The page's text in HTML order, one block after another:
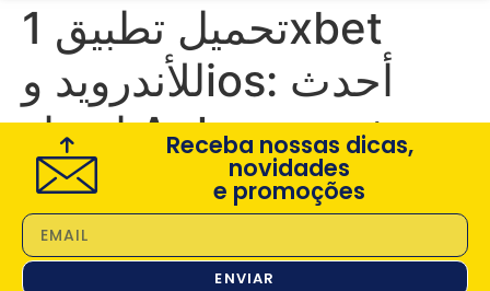
تحميل تطبيق 1xbet
للأندرويد وios: أحدث
إصدار Apk في مصر
Receba nossas dicas,
novidades
e promoções
ENVIAR